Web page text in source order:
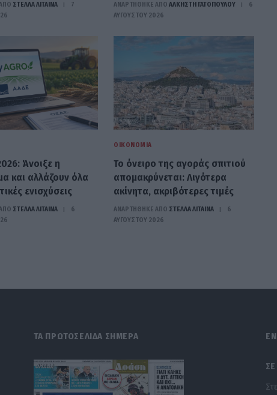
ΣΤΈΛΛΑ ΛΊΤΑΙΝΑ
7
ΑΝΑΡΤΗΘΗΚΕ ΑΠΟ ΆΛΚΗΣΤΗ ΓΑΤΟΠΟΎΛΟΥ
6
ΑΥΓΟΎΣΤΟΥ 2026
Άνοιξε η
και αλλάζουν όλα
ενισχύσεις
ΣΤΈΛΛΑ ΛΊΤΑΙΝΑ
6
ΟΙΚΟΝΟΜΊΑ
Το όνειρο της αγοράς σπιτιού
απομακρύνεται: Λιγότερα
ακίνητα, ακριβότερες τιμές
ΑΝΑΡΤΗΘΗΚΕ ΑΠΟ ΣΤΈΛΛΑ ΛΊΤΑΙΝΑ
6
ΑΥΓΟΎΣΤΟΥ 2026
ΤΑ ΠΡΩΤΟΣΕΛΙΔΑ ΣΗΜΕΡΑ